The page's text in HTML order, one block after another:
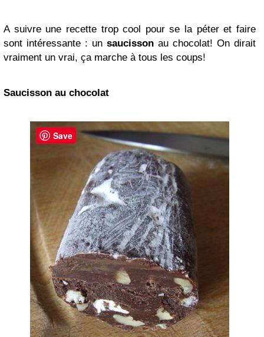
A suivre une recette trop cool pour se la péter et faire
sont intéressante : un saucisson au chocolat! On dirait
vraiment un vrai, ça marche à tous les coups!
Saucisson au chocolat
Save